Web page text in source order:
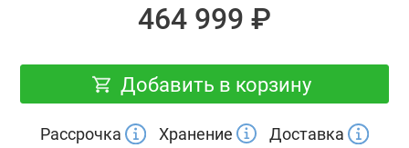
464 999 ₽
Добавить в корзину
Рассрочка Хранение Доставка